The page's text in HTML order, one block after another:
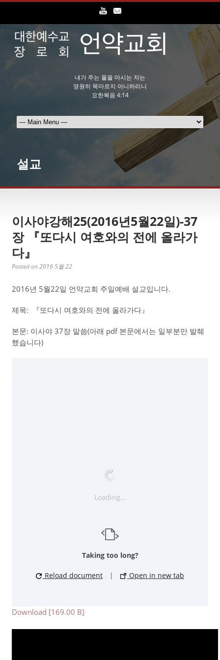
내가 주는 물을 마시는 자는
영원히 목마르지 아니하리니
요한복음 4:14
설교
이사야강해25(2016년5월22일)-37
장 『또다시 여호와의 전에 올라가
다』
Posted on 2016 5월 22
2016년 5월22일 언약교회 주일예배 설교입니다.
제목: 『또다시 여호와의 전에 올라가다』
본문: 이사야 37장 말씀(아래 pdf 본문에서는 일부분만 발췌
했습니다)
Loading...
Taking too long?
Reload document | Open in new tab
Download [169.00 B]